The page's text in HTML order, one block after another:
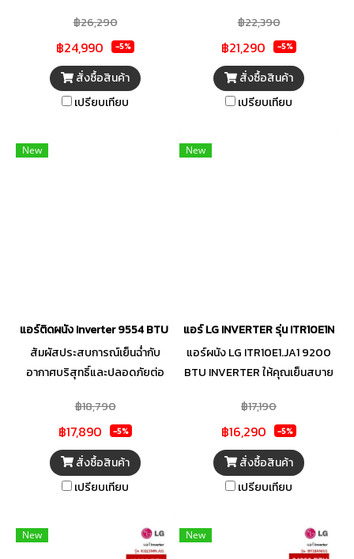
บ้านคุณเย็นสบายทันใจด้วย FAST
Cooling ที่ปรับรอบ
คอมเพรสเซอร์สูงสุดเพื่อทำความ
เย็นรวดเร็ว หมดกังวลเรื่อง
คุณภาพอากาศ เพราะมีทั้ง V-Air
แบคทีเรีย และเชื้อรา ผสานกับ PM
เมื่อไฟกลับมา มีระบบแจ้งเตือน
Error Code (2-way) เมื่อเครื่อง
เกิดปัญหาและตั้งเวลา เปิด-ปิด
อัตโนมัติได้ 24 ชั่วโมง
฿26,290
฿24,990 -5%
สั่งซื้อสินค้า
เปรียบเทียบ
บ้านคุณเย็นสบายทันใจด้วย FAST
Cooling ที่ปรับรอบ
คอมเพรสเซอร์สูงสุดเพื่อทำความ
เย็นรวดเร็ว หมดกังวลเรื่อง
คุณภาพอากาศ เพราะมีทั้ง V-Air
แบคทีเรีย และเชื้อรา ผสานกับ PM
เมื่อไฟกลับมา มีระบบแจ้งเตือน
Error Code (2-way) เมื่อเครื่อง
เกิดปัญหาและตั้งเวลา เปิด-ปิด
อัตโนมัติได้ 24 ชั่วโมง
฿22,390
฿21,290 -5%
สั่งซื้อสินค้า
เปรียบเทียบ
New
แอร์ติดผนัง Inverter 9554 BTU MITSUBISHI ELECTRIC รุ่น MSY-
สัมผัสประสบการณ์เย็นฉ่ำกับ
อากาศบริสุทธิ์และปลอดภัยต่อ
Inverter 9,554 BTU
MITSUBISHI ELECTRIC รุ่น
MSY-GY09VF-TH1 เย็นเร็วฉับไว
ด้วยโหมด Fast Cooling ดักจับ
ฝุ่นละอองขนาดเล็ก PM 2.5
ด้วย PM 2.5 Filter และ V-Air
Filter สามารถกำจัดและยับยั้งเชื้อ
฿18,790
฿17,890 -5%
สั่งซื้อสินค้า
เปรียบเทียบ
New
แอร์ LG INVERTER รุ่น
แอร์ผนัง LG ITR10E1.JA1 9200
BTU INVERTER ให้คุณเย็นสบาย
฿17,190
฿16,290 -5%
สั่งซื้อสินค้า
เปรียบเทียบ
New New